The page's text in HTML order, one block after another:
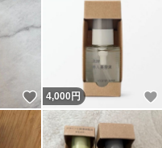
いいね！
4,000 円